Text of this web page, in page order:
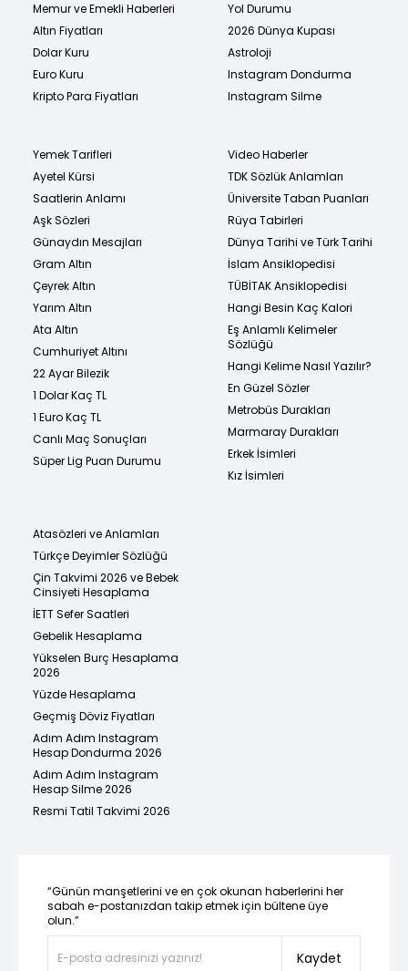
Memur ve Emekli Haberleri
Altın Fiyatları
Dolar Kuru
Euro Kuru
Kripto Para Fiyatları
Yol Durumu
2026 Dünya Kupası
Astroloji
Instagram Dondurma
Instagram Silme
Yemek Tarifleri
Ayetel Kürsi
Saatlerin Anlamı
Aşk Sözleri
Günaydın Mesajları
Gram Altın
Çeyrek Altın
Yarım Altın
Ata Altın
Cumhuriyet Altını
22 Ayar Bilezik
1 Dolar Kaç TL
1 Euro Kaç TL
Canlı Maç Sonuçları
Süper Lig Puan Durumu
Video Haberler
TDK Sözlük Anlamları
Üniversite Taban Puanları
Rüya Tabirleri
Dünya Tarihi ve Türk Tarihi
İslam Ansiklopedisi
TÜBİTAK Ansiklopedisi
Hangi Besin Kaç Kalori
Eş Anlamlı Kelimeler
Sözlüğü
Hangi Kelime Nasıl Yazılır?
En Güzel Sözler
Metrobüs Durakları
Marmaray Durakları
Erkek İsimleri
Kız İsimleri
Atasözleri ve Anlamları
Türkçe Deyimler Sözlüğü
Çin Takvimi 2026 ve Bebek
Cinsiyeti Hesaplama
İETT Sefer Saatleri
Gebelik Hesaplama
Yükselen Burç Hesaplama
2026
Yüzde Hesaplama
Geçmiş Döviz Fiyatları
Adım Adım Instagram
Hesap Dondurma 2026
Adım Adım Instagram
Hesap Silme 2026
Resmi Tatil Takvimi 2026
“Günün manşetlerini ve en çok okunan haberlerini her
sabah e-postanızdan takip etmek için bültene üye
olun.”
Kaydet